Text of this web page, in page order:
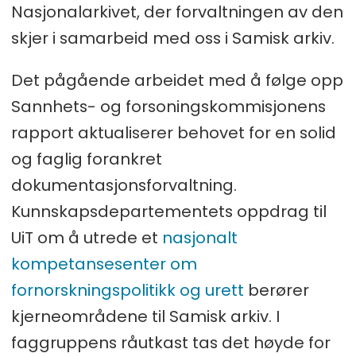
Nasjonalarkivet, der forvaltningen av den
skjer i samarbeid med oss i Samisk arkiv.
Det pågående arbeidet med å følge opp
Sannhets- og forsoningskommisjonens
rapport aktualiserer behovet for en solid
og faglig forankret
dokumentasjonsforvaltning.
Kunnskapsdepartementets oppdrag til
UiT om å utrede et nasjonalt
kompetansesenter om
fornorskningspolitikk og urett berører
kjerneområdene til Samisk arkiv. I
faggruppens råutkast tas det høyde for